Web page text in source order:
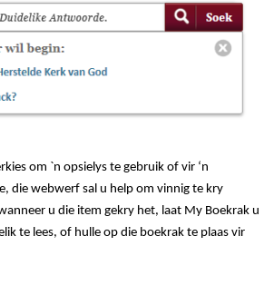
om `n opsielys te gebruik of vir ‘n
die webwerf sal u help om vinnig te kry
u die item gekry het, laat My Boekrak u
te lees, of hulle op die boekrak te plaas vir